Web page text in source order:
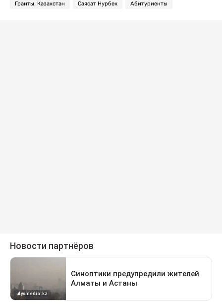
Гранты. Казахстан Саясат Нурбек Абитуриенты